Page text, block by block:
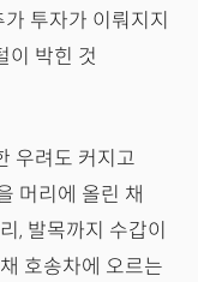
투자가 이뤄지지
이 박힌 것
우려도 커지고
머리에 올린 채
, 발목까지 수갑이
호송차에 오르는